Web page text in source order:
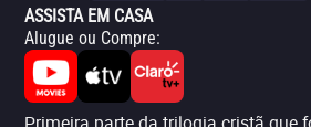
ASSISTA EM CASA
Alugue ou Compre: